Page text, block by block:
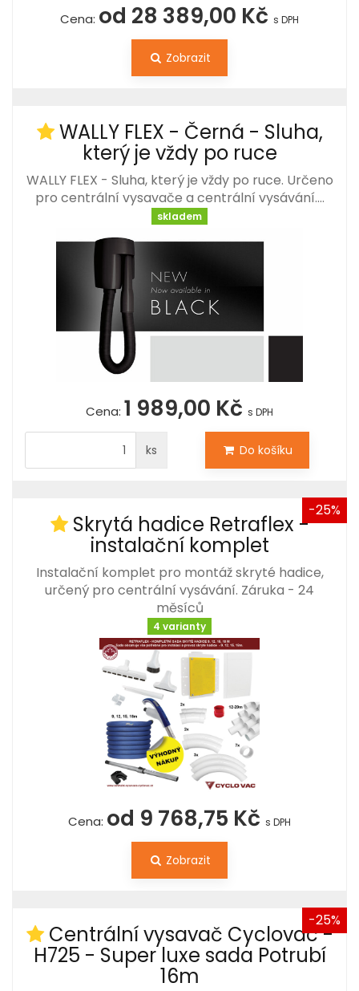
Cena: od 28 389,00 Kč s DPH
Zobrazit
WALLY FLEX - Černá - Sluha,
který je vždy po ruce
WALLY FLEX - Sluha, který je vždy po ruce. Určeno
pro centrální vysavače a centrální vysávání.…
skladem
Cena: 1 989,00 Kč s DPH
ks Do košíku
-25%
Skrytá hadice Retraflex -
instalační komplet
Instalační komplet pro montáž skryté hadice,
určený pro centrální vysávání. Záruka - 24
měsíců
4 varianty
Cena: od 9 768,75 Kč s DPH
Zobrazit
-25%
Centrální vysavač Cyclovac -
H725 - Super luxe sada Potrubí
16m